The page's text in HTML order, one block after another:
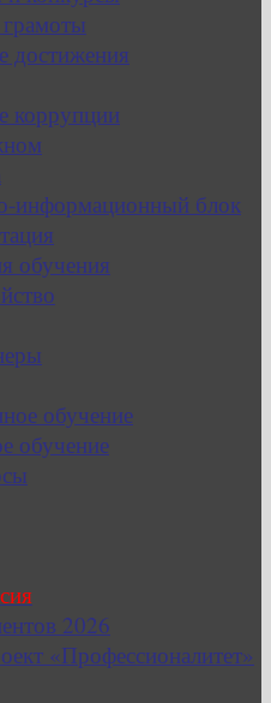
достижения
коррупции
информационный блок
обучения
обучение
обучение
2026
«Профессионалитет»